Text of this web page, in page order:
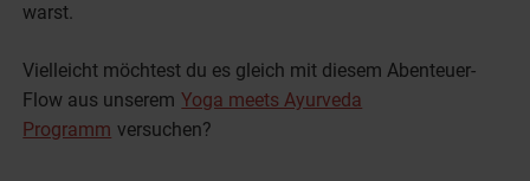
warst.
Vielleicht möchtest du es gleich mit diesem Abenteuer-
Flow aus unserem Yoga meets Ayurveda
Programm versuchen?